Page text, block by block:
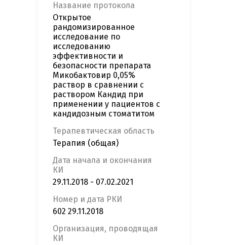
Название протокола
Открытое
рандомизированное
исследование по
исследованию
эффективности и
безопасности препарата
Микобактовир 0,05%
раствор в сравнении с
раствором Кандид при
применении у пациентов с
кандидозным стоматитом
Терапевтическая область
Терапия (общая)
Дата начала и окончания
КИ
29.11.2018 - 07.02.2021
Номер и дата РКИ
602 29.11.2018
Организация, проводящая
КИ